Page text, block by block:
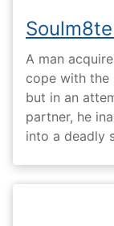
A man
cope with the
but in an
partner, he
into a deadly